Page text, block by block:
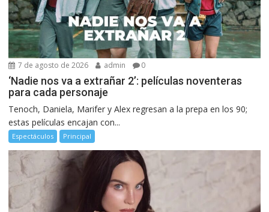
7 de agosto de 2026 admin 0
‘Nadie nos va a extrañar 2’: películas noventeras
para cada personaje
Tenoch, Daniela, Marifer y Alex regresan a la prepa en los 90;
estas películas encajan con...
Espectáculos Principal